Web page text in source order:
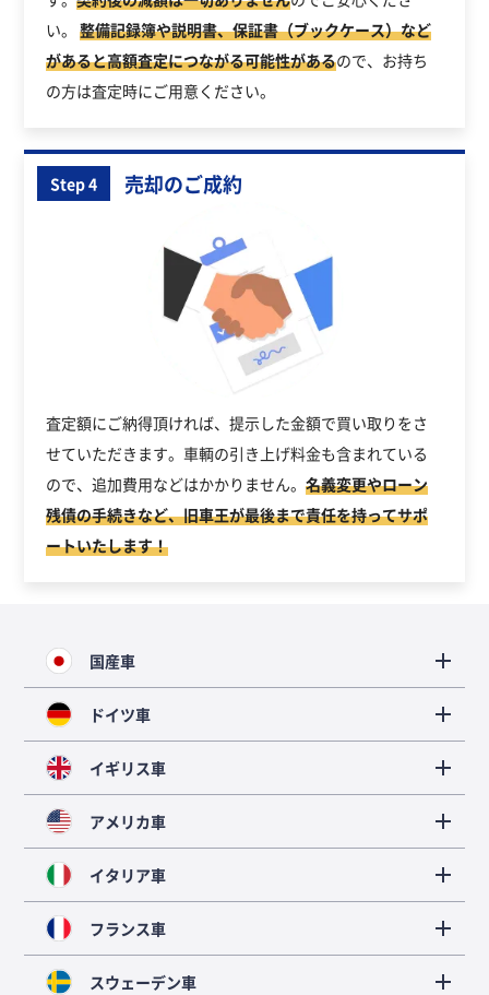
い。整備記録簿や説明書、保証書（ブックケース）など
があると高額査定につながる可能性があるので、お持ち
の方は査定時にご用意ください。
Step 4 売却のご成約
査定額にご納得頂ければ、提示した金額で買い取りをさ
せていただきます。車輌の引き上げ料金も含まれている
ので、追加費用などはかかりません。名義変更やローン
残債の手続きなど、旧車王が最後まで責任を持ってサポ
ートいたします！
国産車
ドイツ車
イギリス車
アメリカ車
イタリア車
フランス車
スウェーデン車